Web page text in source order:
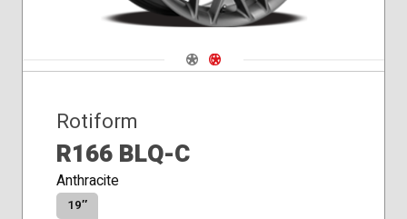
Navigate 1
Navigate 2
Rotiform
R166 BLQ-C
Anthracite
19″